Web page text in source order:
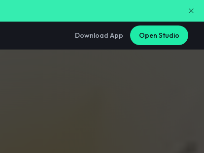
Download App Open Studio